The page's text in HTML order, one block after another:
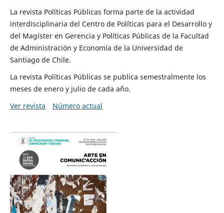
La revista Políticas Públicas forma parte de la actividad
interdisciplinaria del Centro de Políticas para el Desarrollo y
del Magíster en Gerencia y Políticas Públicas de la Facultad
de Administración y Economía de la Universidad de
Santiago de Chile.
La revista Políticas Públicas se publica semestralmente los
meses de enero y julio de cada año.
Ver revista
Número actual